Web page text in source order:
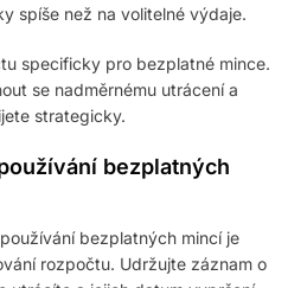
spíše než na volitelné výdaje.
specificky pro bezplatné mince.
se nadměrnému utrácení a
strategicky.
bezplatných
bezplatných mincí je
rozpočtu. Udržujte záznam o